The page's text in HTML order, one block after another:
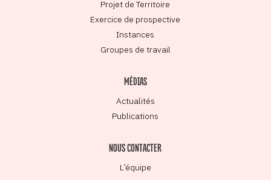
Projet de Territoire
Exercice de prospective
Instances
Groupes de travail
MÉDIAS
Actualités
Publications
NOUS CONTACTER
L’équipe